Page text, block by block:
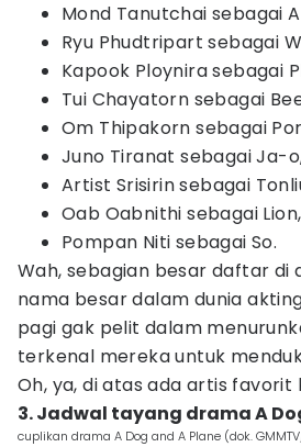
Mond Tanutchai sebagai
Ryu Phudtripart sebagai
Kapook Ploynira sebagai
Tui Chayatorn sebagai
Om Thipakorn sebagai
Juno Tiranat sebagai Ja-
Artist Srisirin sebagai
Oab Oabnithi sebagai Lion,
Pompan Niti sebagai So.
Wah, sebagian besar daftar di
nama besar dalam dunia
pagi gak pelit dalam
terkenal mereka untuk
Oh, ya, di atas ada artis favorit
3. Jadwal tayang drama A
cuplikan drama A Dog and A Plane (dok.